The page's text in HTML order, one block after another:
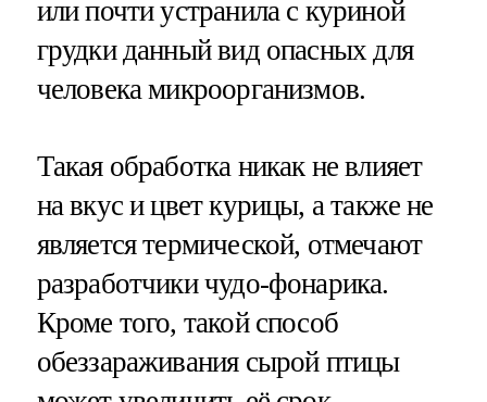
или почти устранила с куриной
грудки данный вид опасных для
человека микроорганизмов.
Такая обработка никак не влияет
на вкус и цвет курицы, а также не
является термической, отмечают
разработчики чудо-фонарика.
Кроме того, такой способ
обеззараживания сырой птицы